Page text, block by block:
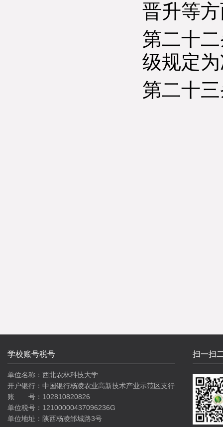
晋升等
第二十
级规定
第二十
学校账号税号
单位名称：西北农林科技大学
开户银行：中国银行杨凌农业高新技术产业示范区支行
账 号：102810820826
单位税号：12100000437096236G
单位地址：陕西杨凌邰城路3号
扫一扫